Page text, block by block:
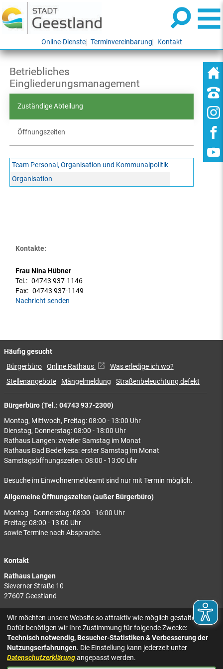
Online-Dienste Terminvereinbarung Kontakt
Betriebliches
Eingliederungsmanagement
Zuständige Abteilung
Öffnungszeiten
Team Personal, Organisation und Kommunalpolitik
Organisation
Kontakte:
Frau Nina Hübner
Tel.: 04743 937-1146
Fax: 04743 937-1149
Nachricht senden
Bürgerbüro (Tel.: 04743 937-2300)
Montag, Mittwoch, Freitag: 08:00 - 13:00 Uhr
Dienstag, Donnerstag: 08:00 - 18:00 Uhr
Rathaus Langen: zweiter Samstag im Monat
Rathaus Bad Bederkesa: erster Samstag im Monat
Samstagsöffnungszeiten: 08:00 - 13:00 Uhr
Besuche im Einwohnermeldeamt sind nur mit Termin möglich.
Allgemeine Öffnungszeiten (außer Bürgerbüro)
Montag - Donnerstag: 08:00 - 16:00 Uhr
Freitag: 08:00 - 13:00 Uhr
sowie Termine nach Absprache.
Kontakt
Rathaus Langen
Sieverner Straße 10
27607 Geestland
Rathaus Bad Bederkesa
Am Markt 8
27624 Geestland
Tel.: 04743 937-2300
Häufig gesucht
Bürgerbüro Online Rathaus
Was erledige ich wo?
Stellenangebote
Mängelmeldung Straßenbeleuchtung defekt
Wir möchten unsere Website so attraktiv wie möglich gestalten.
Dafür benötigen wir Ihre Zustimmung für folgende Zwecke:
Technisch notwendig, Besucher-Statistiken & Verbesserung der
Nutzungserfahrungen. Die Einstellung kann jederzeit unter
Datenschutzerklärungangepasst werden.